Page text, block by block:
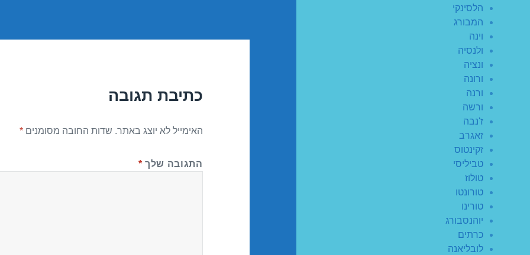
הלסינקי
המבורג
וינה
ולנסיה
ונציה
ורונה
ורנה
ורשה
ז'נבה
זאגרב
זקינטוס
טביליסי
טולוז
טורונטו
טורינו
יוהנסבורג
כרתים
לובליאנה
כתיבת תגובה
האימייל לא יוצג באתר. שדות החובה מסומנים*
התגובה שלך *